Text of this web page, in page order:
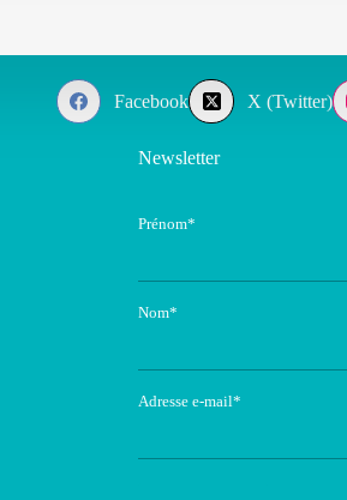
Facebook X (Twitter)
Newsletter
Prénom*
Nom*
Adresse e-mail*